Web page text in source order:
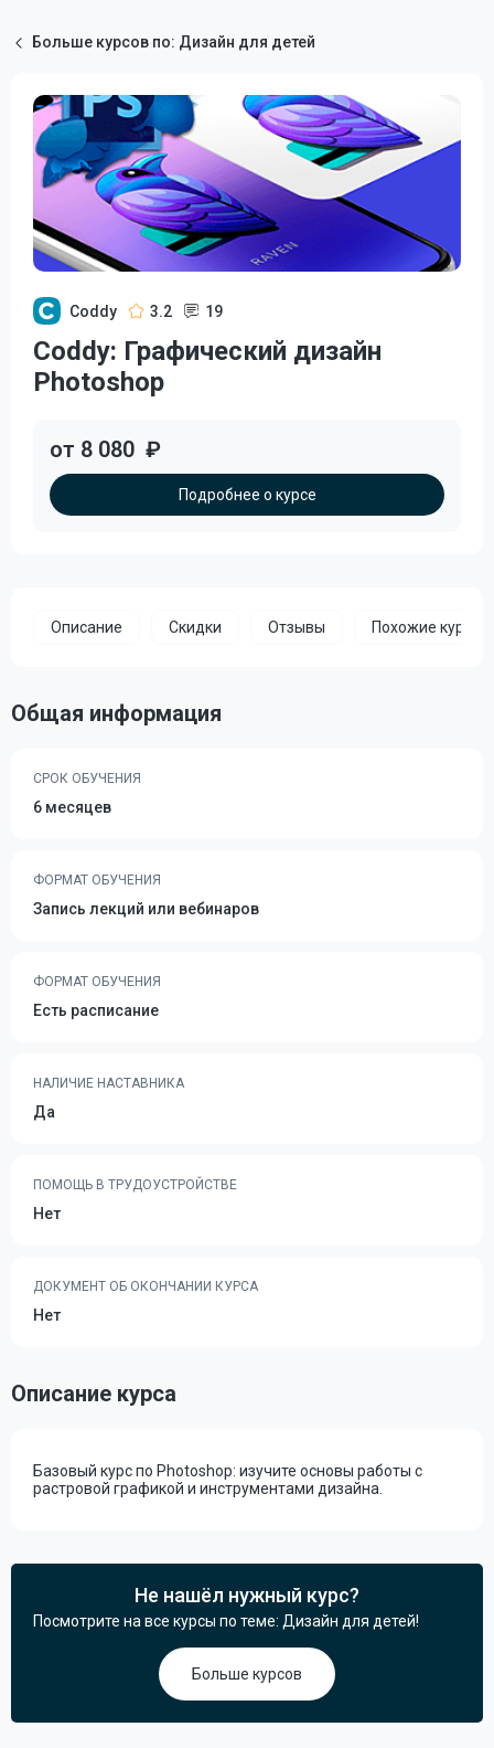
Больше курсов по: Дизайн для детей
Coddy 3.2 19
Coddy: Графический дизайн
Photoshop
от 8 080 ₽
Подробнее о курсе
Описание Скидки Отзывы Похожие курсы
Общая информация
СРОК ОБУЧЕНИЯ
6 месяцев
ФОРМАТ ОБУЧЕНИЯ
Запись лекций или вебинаров
ФОРМАТ ОБУЧЕНИЯ
Есть расписание
НАЛИЧИЕ НАСТАВНИКА
Да
ПОМОЩЬ В ТРУДОУСТРОЙСТВЕ
Нет
ДОКУМЕНТ ОБ ОКОНЧАНИИ КУРСА
Нет
Описание курса
Базовый курс по Photoshop: изучите основы работы с
растровой графикой и инструментами дизайна.
Не нашёл нужный курс?
Посмотрите на все курсы по теме: Дизайн для детей!
Больше курсов